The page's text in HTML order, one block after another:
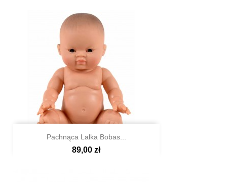
Szybki podgląd
Pachnąca Lalka Bobas...
89,00 zł